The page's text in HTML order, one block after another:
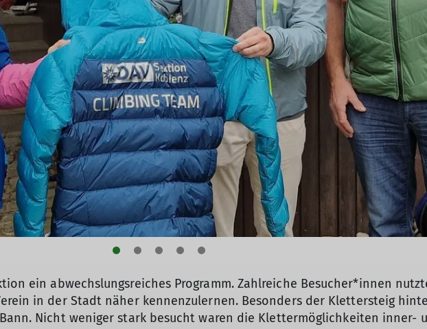
ein abwechslungsreiches Programm. Zahlreiche Besucher*innen
in der Stadt näher kennenzulernen. Besonders der Klettersteig
Nicht weniger stark besucht waren die Klettermöglichkeiten inner-